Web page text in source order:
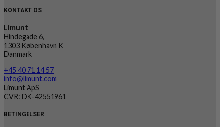
KONTAKT OS
Limunt
Hindegade 6,
1303 København K
Danmark
+45 40 71 14 57
info@limunt.com
Limunt ApS
CVR: DK-42551961
BETINGELSER